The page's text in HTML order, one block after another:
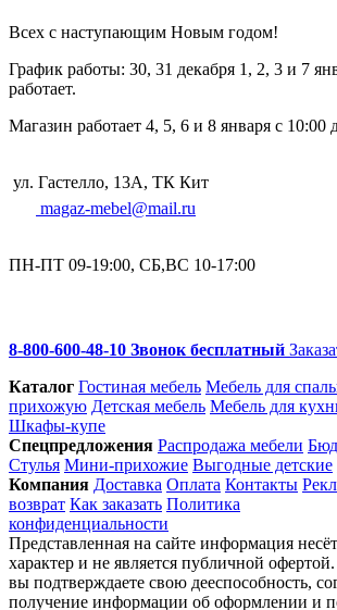
Всех с наступающим Новым годом!
График работы: 30, 31 декабря 1, 2, 3 и 7
работает.
Магазин работает 4, 5, 6 и 8 января с 10:00
ул. Гастелло, 13А, ТК Кит
magaz-mebel@mail.ru
ПН-ПТ 09-19:00, СБ,ВС 10-17:00
8-800-600-48-10 Звонок бесплатный
Каталог Гостиная мебель Мебель для
прихожую Детская мебель Мебель для
Шкафы-купе
Спец­предложения Распродажа мебели
Стулья Мини-прихожие Выгодные детские
Компания Доставка Оплата Контакты
возврат Как заказать Политика
конфиденциальности
Представленная на сайте информация
характер и не является публичной
вы подтверждаете свою дееспособность,
получение информации об оформлении и